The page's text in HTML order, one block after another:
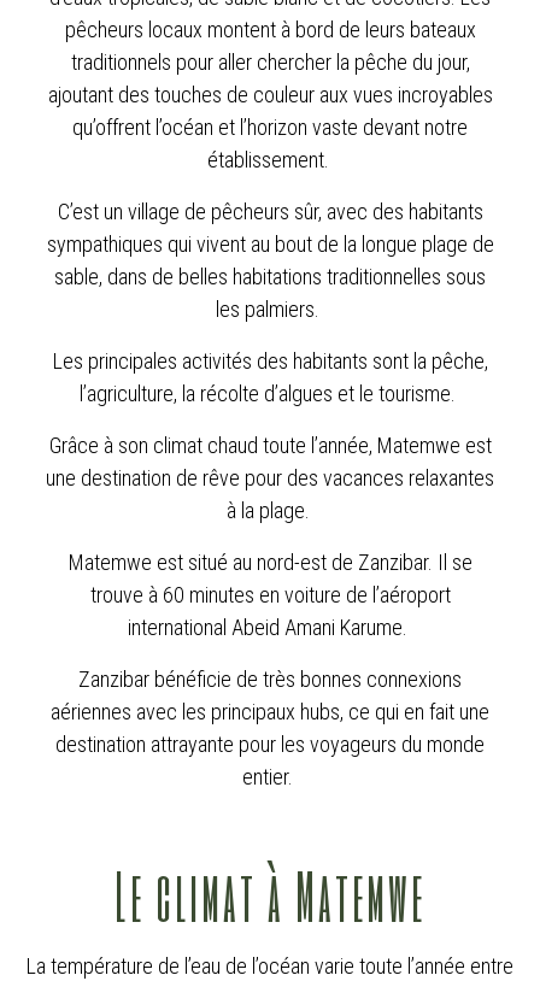
pêcheurs locaux montent à bord de leurs bateaux
traditionnels pour aller chercher la pêche du jour,
ajoutant des touches de couleur aux vues incroyables
qu’offrent l’océan et l’horizon vaste devant notre
établissement.
C’est un village de pêcheurs sûr, avec des habitants
sympathiques qui vivent au bout de la longue plage de
sable, dans de belles habitations traditionnelles sous
les palmiers.
Les principales activités des habitants sont la pêche,
l’agriculture, la récolte d’algues et le tourisme.
Grâce à son climat chaud toute l’année, Matemwe est
une destination de rêve pour des vacances relaxantes
à la plage.
Matemwe est situé au nord-est de Zanzibar. Il se
trouve à 60 minutes en voiture de l’aéroport
international Abeid Amani Karume.
Zanzibar bénéficie de très bonnes connexions
aériennes avec les principaux hubs, ce qui en fait une
destination attrayante pour les voyageurs du monde
entier.
Le climat à Matemwe
La température de l’eau de l’océan varie toute l’année entre